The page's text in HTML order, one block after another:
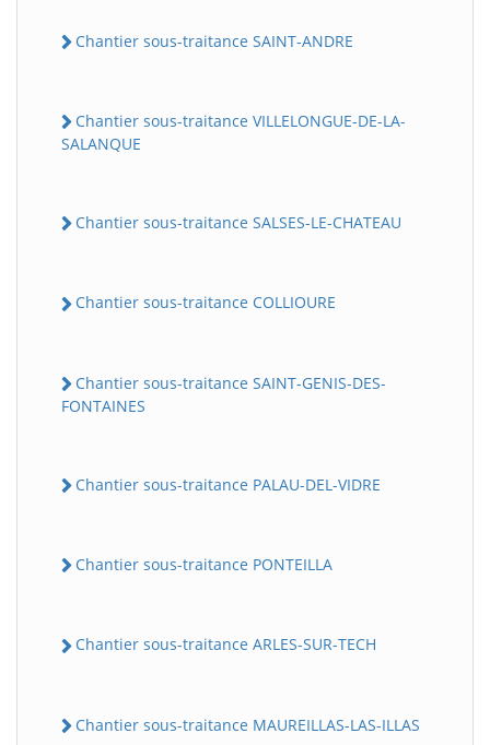
Chantier sous-traitance SAINT-ANDRE
Chantier sous-traitance VILLELONGUE-DE-LA-
SALANQUE
Chantier sous-traitance SALSES-LE-CHATEAU
Chantier sous-traitance COLLIOURE
Chantier sous-traitance SAINT-GENIS-DES-
FONTAINES
Chantier sous-traitance PALAU-DEL-VIDRE
Chantier sous-traitance PONTEILLA
Chantier sous-traitance ARLES-SUR-TECH
Chantier sous-traitance MAUREILLAS-LAS-ILLAS